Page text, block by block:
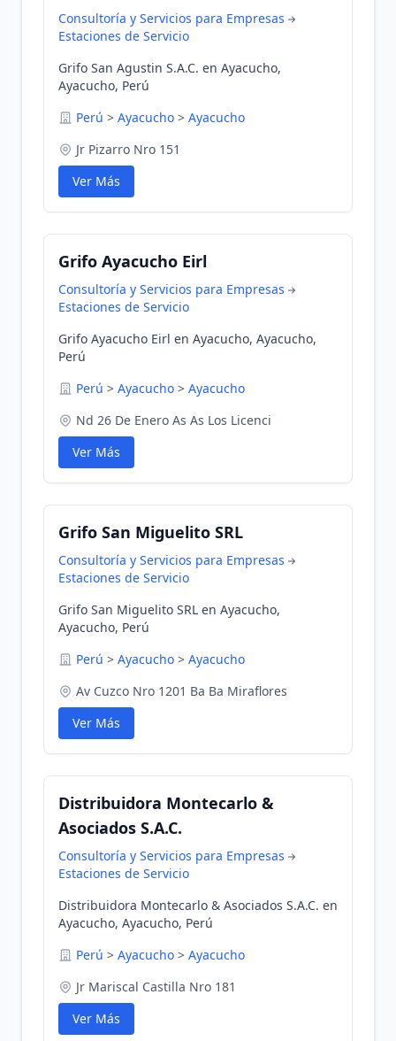
Consultoría y Servicios para Empresas
Estaciones de Servicio
Grifo San Agustin S.A.C. en Ayacucho,
Ayacucho, Perú
Perú > Ayacucho > Ayacucho
Jr Pizarro Nro 151
Ver Más
Grifo Ayacucho Eirl
Consultoría y Servicios para Empresas
Estaciones de Servicio
Grifo Ayacucho Eirl en Ayacucho, Ayacucho,
Perú
Perú > Ayacucho > Ayacucho
Nd 26 De Enero As As Los Licenci
Ver Más
Grifo San Miguelito SRL
Consultoría y Servicios para Empresas
Estaciones de Servicio
Grifo San Miguelito SRL en Ayacucho,
Ayacucho, Perú
Perú > Ayacucho > Ayacucho
Av Cuzco Nro 1201 Ba Ba Miraflores
Ver Más
Distribuidora Montecarlo &
Asociados S.A.C.
Consultoría y Servicios para Empresas
Estaciones de Servicio
Distribuidora Montecarlo & Asociados S.A.C. en
Ayacucho, Ayacucho, Perú
Perú > Ayacucho > Ayacucho
Jr Mariscal Castilla Nro 181
Ver Más